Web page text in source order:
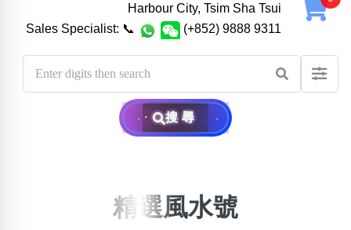
Harbour City, Tsim Sha Tsui
Sales Specialist: 📞 (+852) 9888 9311
搜尋
精選風水號